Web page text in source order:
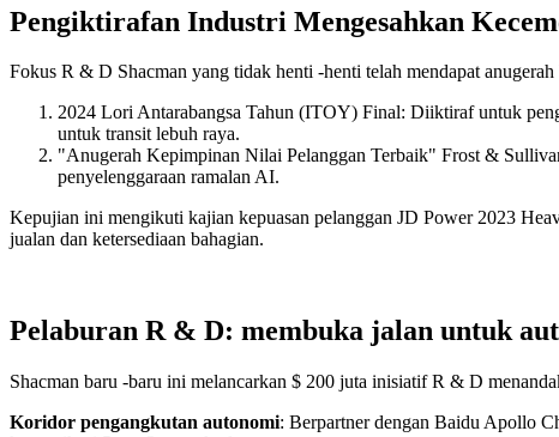
Pengiktirafan Industri Mengesahkan
Fokus R & D Shacman yang tidak henti -henti telah mendapat
2024 Lori Antarabangsa Tahun (ITOY) Final: Diiktiraf untuk
untuk transit lebuh raya.
"Anugerah Kepimpinan Nilai Pelanggan Terbaik" Frost &
penyelenggaraan ramalan AI.
Kepujian ini mengikuti kajian kepuasan pelanggan JD Power 2023
jualan dan ketersediaan bahagian.
Pelaburan R & D: membuka jalan untuk
Shacman baru -baru ini melancarkan $ 200 juta inisiatif R & D
Koridor pengangkutan autonomi: Berpartner dengan Baidu Apollo